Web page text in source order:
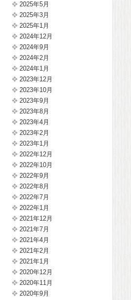
2025年5月
2025年3月
2025年1月
2024年12月
2024年9月
2024年2月
2024年1月
2023年12月
2023年10月
2023年9月
2023年8月
2023年4月
2023年2月
2023年1月
2022年12月
2022年10月
2022年9月
2022年8月
2022年7月
2022年1月
2021年12月
2021年7月
2021年4月
2021年2月
2021年1月
2020年12月
2020年11月
2020年9月